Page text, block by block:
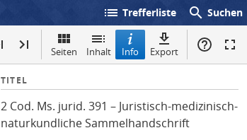
list Trefferliste search Suchen
Seiten Inhalt Info Export
I
f
o
TITEL
2 Cod. Ms. jurid. 391 – Juristisch-medizinisch-
naturkundliche Sammelhandschrift